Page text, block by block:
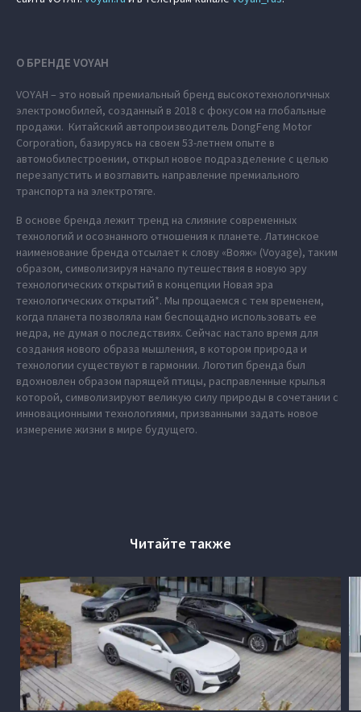
О БРЕНДЕ VOYAH
VOYAH – это новый премиальный бренд высокотехнологичных
электромобилей, созданный в 2018 с фокусом на глобальные
продажи. Китайский автопроизводитель DongFeng Motor
Corporation, базируясь на своем 53-летнем опыте в
автомобилестроении, открыл новое подразделение с целью
перезапустить и возглавить направление премиального
транспорта на электротяге.
В основе бренда лежит тренд на слияние современных
технологий и осознанного отношения к планете. Латинское
наименование бренда отсылает к слову «Вояж» (Voyage), таким
образом, символизируя начало путешествия в новую эру
технологических открытий в концепции Новая эра
технологических открытий*. Мы прощаемся с тем временем,
когда планета позволяла нам беспощадно использовать ее
недра, не думая о последствиях. Сейчас настало время для
создания нового образа мышления, в котором природа и
технологии существуют в гармонии. Логотип бренда был
вдохновлен образом парящей птицы, расправленные крылья
которой, символизируют великую силу природы в сочетании с
инновационными технологиями, призванными задать новое
измерение жизни в мире будущего.
Читайте также